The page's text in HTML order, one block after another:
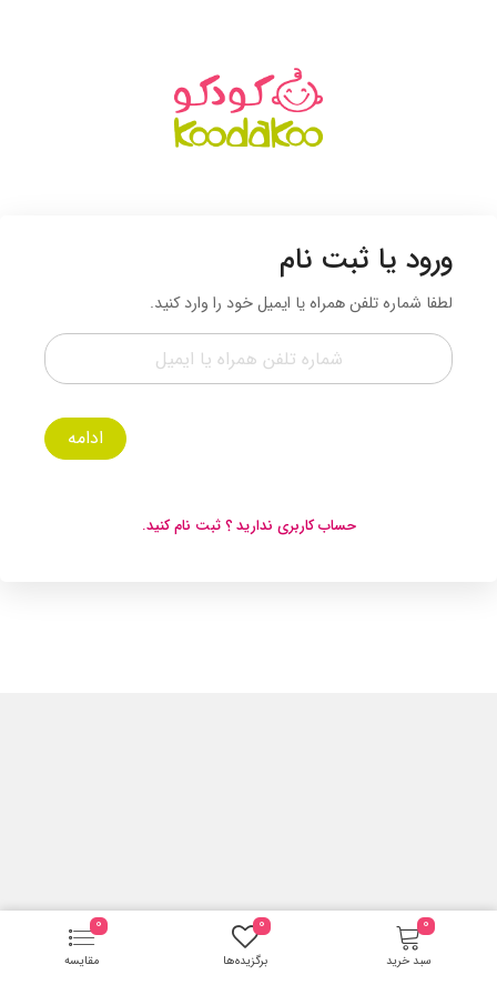
ورود یا ثبت نام
لطفا شماره تلفن همراه یا ایمیل خود را وارد کنید.
ادامه
حساب کاربری ندارید ؟ ثبت نام کنید.
سبد خرید
0
برگزیده‌ها
0
مقایسه
0